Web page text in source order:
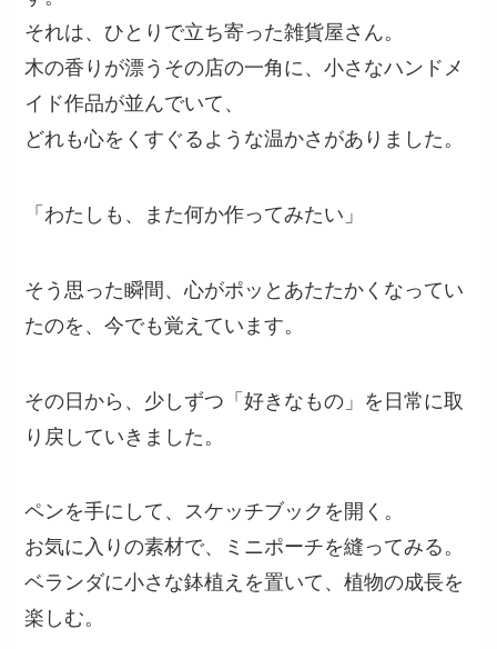
それは、ひとりで立ち寄った雑貨屋さん。
木の香りが漂うその店の一角に、小さなハンドメ
イド作品が並んでいて、
どれも心をくすぐるような温かさがありました。
「わたしも、また何か作ってみたい」
そう思った瞬間、心がポッとあたたかくなってい
たのを、今でも覚えています。
その日から、少しずつ「好きなもの」を日常に取
り戻していきました。
ペンを手にして、スケッチブックを開く。
お気に入りの素材で、ミニポーチを縫ってみる。
ベランダに小さな鉢植えを置いて、植物の成長を
楽しむ。